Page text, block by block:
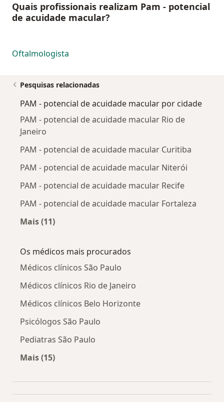
Quais profissionais realizam Pam - potencial
de acuidade macular?
Oftalmologista
Pesquisas relacionadas
PAM - potencial de acuidade macular por cidade
PAM - potencial de acuidade macular Rio de
Janeiro
PAM - potencial de acuidade macular Curitiba
PAM - potencial de acuidade macular Niterói
PAM - potencial de acuidade macular Recife
PAM - potencial de acuidade macular Fortaleza
Mais (11)
Os médicos mais procurados
Médicos clínicos São Paulo
Médicos clínicos Rio de Janeiro
Médicos clínicos Belo Horizonte
Psicólogos São Paulo
Pediatras São Paulo
Mais (15)